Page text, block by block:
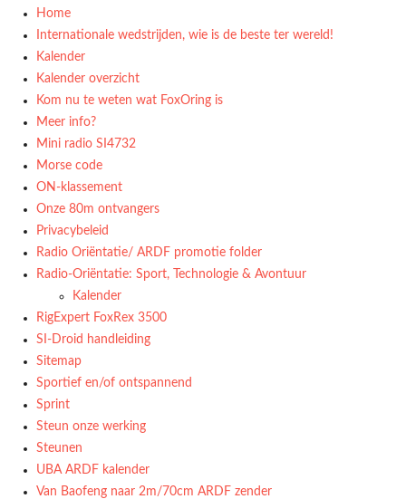
Home
Internationale wedstrijden, wie is de beste ter wereld!
Kalender
Kalender overzicht
Kom nu te weten wat FoxOring is
Meer info?
Mini radio SI4732
Morse code
ON-klassement
Onze 80m ontvangers
Privacybeleid
Radio Oriëntatie/ ARDF promotie folder
Radio‑Oriëntatie: Sport, Technologie & Avontuur
Kalender
RigExpert FoxRex 3500
SI-Droid handleiding
Sitemap
Sportief en/of ontspannend
Sprint
Steun onze werking
Steunen
UBA ARDF kalender
Van Baofeng naar 2m/70cm ARDF zender